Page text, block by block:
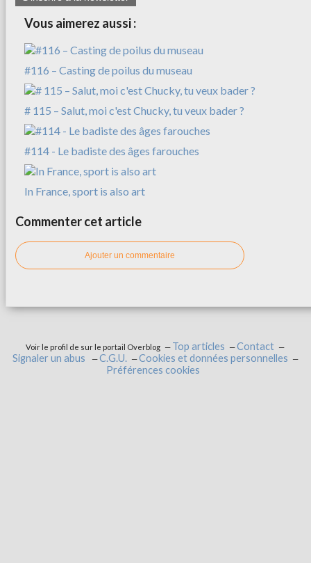
Vous aimerez aussi :
#116 – Casting de poilus du museau
# 115 – Salut, moi c'est Chucky, tu veux bader ?
#114 - Le badiste des âges farouches
In France, sport is also art
Commenter cet article
Ajouter un commentaire
Voir le profil de sur le portail Overblog Top articles
Contact
Signaler un abus
C.G.U.
Cookies et données personnelles
Préférences cookies